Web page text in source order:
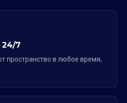
7
пространство в любое время,